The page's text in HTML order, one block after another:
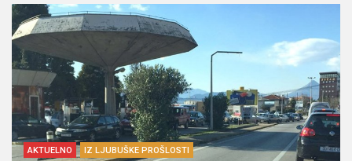
AKTUELNO IZ LJUBUŠKE PROŠLOSTI